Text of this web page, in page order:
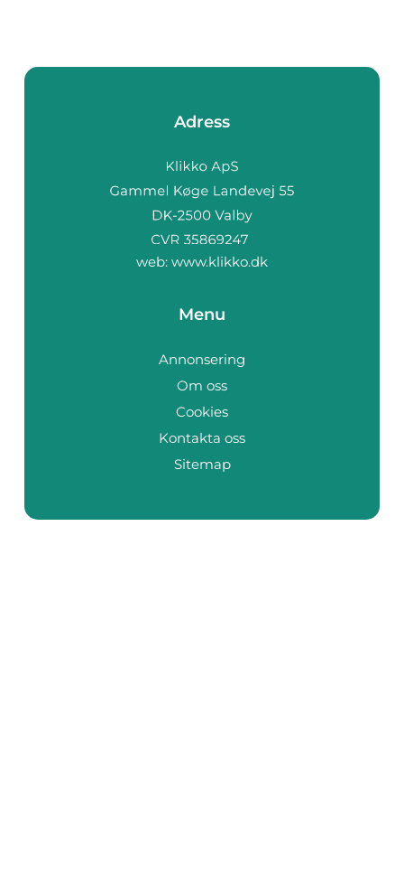
Adress
web: www.klikko.dk
Menu
Annonsering
Om oss
Cookies
Kontakta oss
Sitemap